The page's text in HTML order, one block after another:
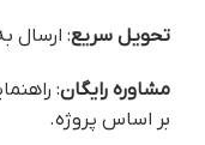
تحویل سریع: ارسال
مشاوره رایگان:
بر اساس پروژه.